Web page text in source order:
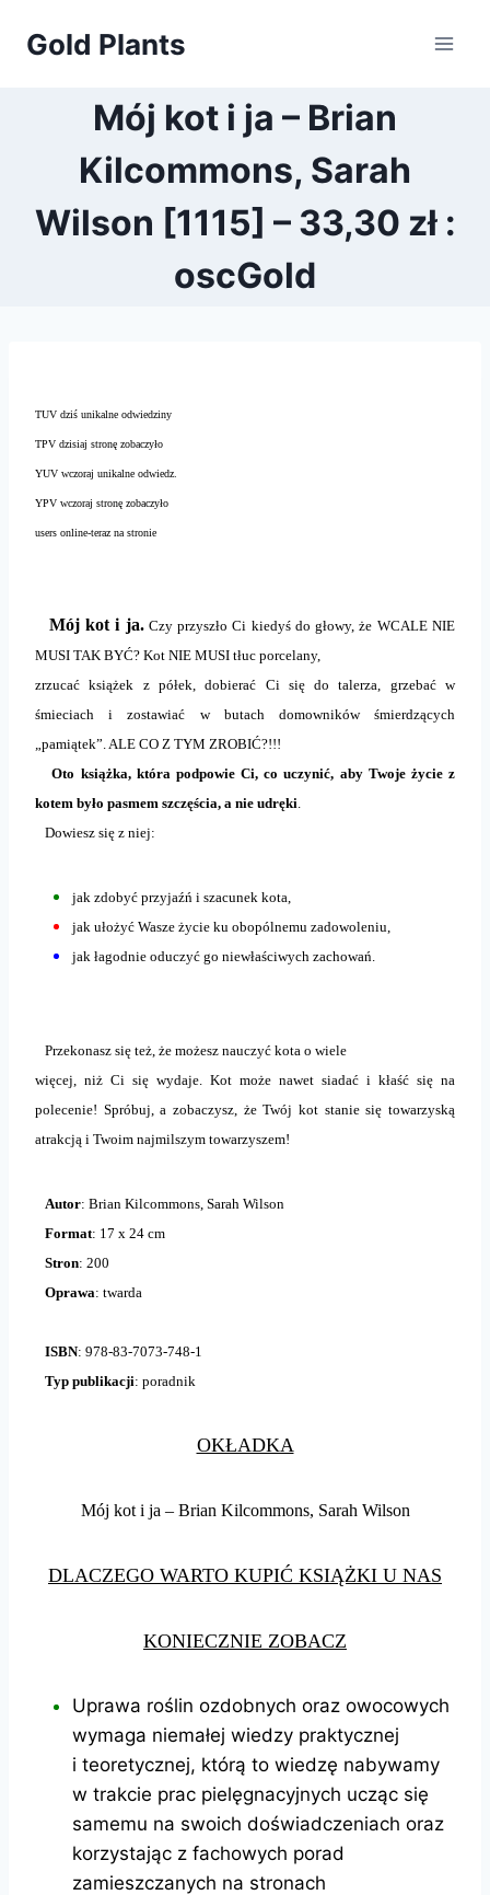
Gold Plants
Mój kot i ja – Brian
Kilcommons, Sarah
Wilson [1115] – 33,30 zł :
oscGold
TUV dziś unikalne odwiedziny
TPV dzisiaj stronę zobaczyło
YUV wczoraj unikalne odwiedz.
YPV wczoraj stronę zobaczyło
users online-teraz na stronie
Mój kot i ja.Czy przyszło Ci kiedyś do głowy, że WCALE NIE
MUSI TAK BYĆ? Kot NIE MUSI tłuc porcelany,
zrzucać książek z półek, dobierać Ci się do talerza, grzebać w
śmieciach i zostawiać w butach domowników śmierdzących
„pamiątek”. ALE CO Z TYM ZROBIĆ?!!!
Oto książka, która podpowie Ci, co uczynić, aby Twoje życie z
kotem było pasmem szczęścia, a nie udręki.
Dowiesz się z niej:
jak zdobyć przyjaźń i szacunek kota,
jak ułożyć Wasze życie ku obopólnemu zadowoleniu,
jak łagodnie oduczyć go niewłaściwych zachowań.
Przekonasz się też, że możesz nauczyć kota o wiele
więcej, niż Ci się wydaje. Kot może nawet siadać i kłaść się na
polecenie! Spróbuj, a zobaczysz, że Twój kot stanie się towarzyską
atrakcją i Twoim najmilszym towarzyszem!
Autor: Brian Kilcommons, Sarah Wilson
Format: 17 x 24 cm
Stron: 200
Oprawa: twarda
ISBN: 978-83-7073-748-1
Typ publikacji: poradnik
OKŁADKA
Mój kot i ja – Brian Kilcommons, Sarah Wilson
DLACZEGO WARTO KUPIĆ KSIĄŻKI U NAS
KONIECZNIE ZOBACZ
Uprawa roślin ozdobnych oraz owocowych
wymaga niemałej wiedzy praktycznej
i teoretycznej, którą to wiedzę nabywamy
w trakcie prac pielęgnacyjnych ucząc się
samemu na swoich doświadczeniach oraz
korzystając z fachowych porad
zamieszczanych na stronach